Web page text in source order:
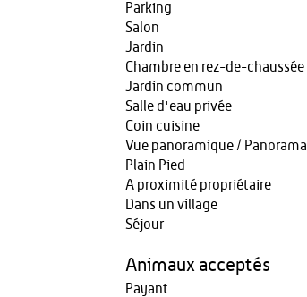
Parking
Salon
Jardin
Chambre en rez-de-chaussée
Jardin commun
Salle d'eau privée
Coin cuisine
Vue panoramique / Panorama
Plain Pied
A proximité propriétaire
Dans un village
Séjour
Animaux acceptés
Payant